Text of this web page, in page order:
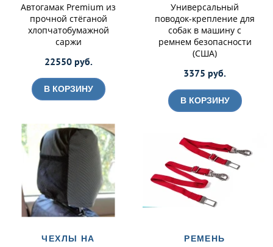
Автогамак Premium из
прочной стёганой
хлопчатобумажной
саржи
22550 руб.
В КОРЗИНУ
Универсальный
поводок-крепление для
собак в машину с
ремнем безопасности
(США)
3375 руб.
В КОРЗИНУ
ЧЕХЛЫ НА
РЕМЕНЬ